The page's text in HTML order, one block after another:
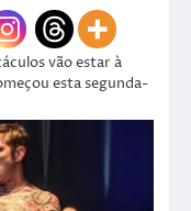
vão estar à
esta segunda-